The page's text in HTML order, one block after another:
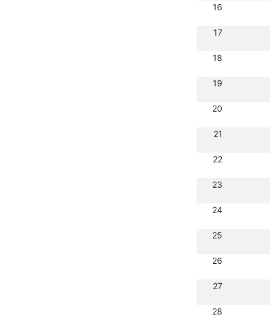
16
17
18
19
20
21
22
23
24
25
26
27
28